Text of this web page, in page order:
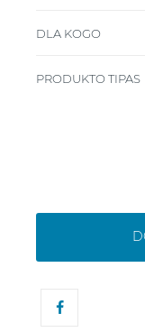
DLA KOGO
PRODUKTO TIPAS